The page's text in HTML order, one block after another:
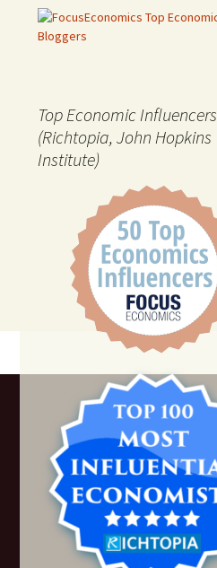
Top Economic Influencers
(Richtopia, John Hopkins
Institute)